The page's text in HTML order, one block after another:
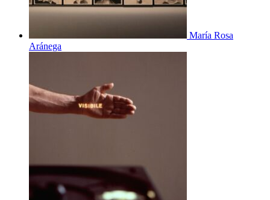
María Rosa
Aránega